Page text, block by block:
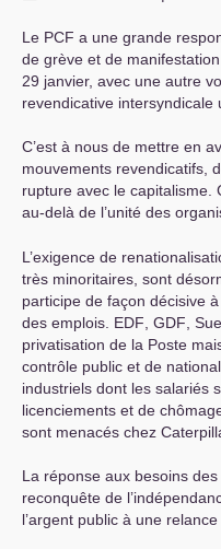
Le PCF a une grande
de grève et de
29 janvier, avec une autre
revendicative intersyndicale
C’est à nous de mettre en
mouvements revendicatifs,
rupture avec le capitalisme.
au-delà de l’unité des
L’exigence de
très minoritaires, sont
participe de façon décisive
des emplois. EDF GDF ,
privatisation de la Poste
contrôle public et de
industriels dont les salariés
licenciements et de
sont menacés chez
La réponse aux besoins
reconquête de
l’argent public à une